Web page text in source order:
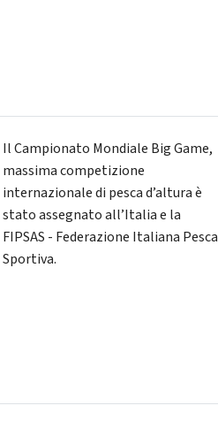
Il Campionato Mondiale Big Game,
massima competizione
internazionale di pesca d’altura è
stato assegnato all’Italia e la
FIPSAS - Federazione Italiana Pesca
Sportiva.